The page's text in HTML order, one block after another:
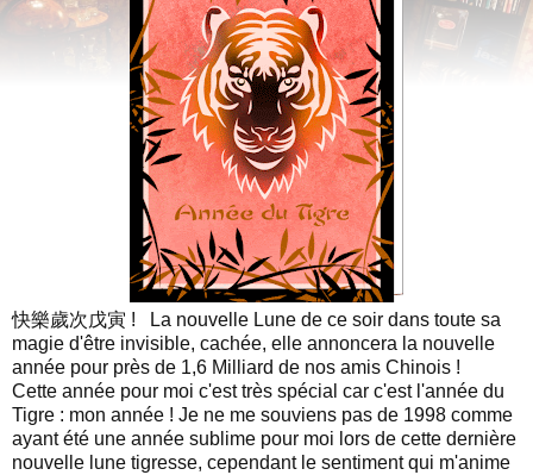
快樂歲次戊寅 ! La nouvelle Lune de ce soir dans toute sa
magie d'être invisible, cachée, elle annoncera la nouvelle
année pour près de 1,6 Milliard de nos amis Chinois !
Cette année pour moi c'est très spécial car c'est l'année du
Tigre : mon année ! Je ne me souviens pas de 1998 comme
ayant été une année sublime pour moi lors de cette dernière
nouvelle lune tigresse, cependant le sentiment qui m'anime